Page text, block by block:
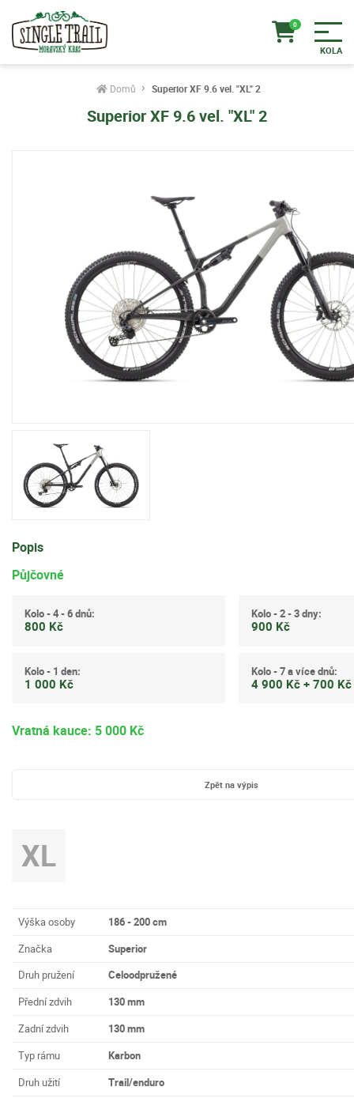
Domů Superior XF 9.6 vel. "XL" 2
Superior XF 9.6 vel. "XL" 2
Popis
Půjčovné
Kolo - 4 - 6 dnů:
800 Kč
Kolo - 2 - 3 dny:
900 Kč
Kolo - 1 den:
1 000 Kč
Kolo - 7 a více dnů:
4 900 Kč + 700 Kč
Vratná kauce: 5 000 Kč
Zpět na výpis
XL
Výška osoby
186 - 200 cm
Značka
Superior
Druh pružení
Celoodpružené
Přední zdvih
130 mm
Zadní zdvih
130 mm
Typ rámu
Karbon
Druh užití
Trail/enduro